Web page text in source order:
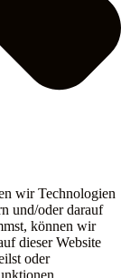
wir Technologien
und/oder darauf
können wir
dieser Website
oder